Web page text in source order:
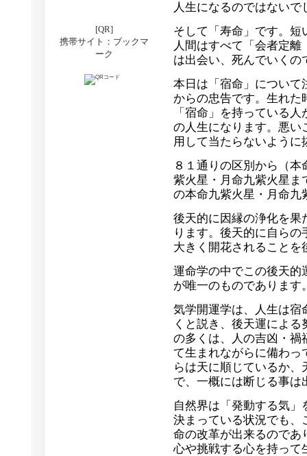
[QR]
携帯サイト：ブックマ
ーク
人生になるのではないで
そして「寿命」です。
人間はすべて「会者定
は出会い、死んでいくの
本日は「宿命」について
からの忠告です。生れ
「宿命」を持っている
の人生になります。悪い
用して当たらないように
８１通りの区別から（
紫火星・月命九紫火星ま
の本命九紫火星・月命九
後天的に因縁の浄化を果
ります。後天的に自ら
大きく開花されることを
運命学の中でこの後天的
が唯一のものであります
気学開運学は、人生は宿
くと説き、後天運によ
の多くは、人の吉凶・禍
て生まれながらに備わ
らは天に順じているか
で、一概には断じる事は
自然界は「発動する気
決まっている状況でも、
命の改革が出来るのであ
心や挑戦する心を持って